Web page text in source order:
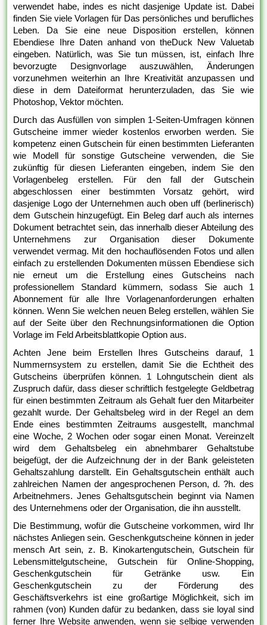
verwendet habe, indes es nicht dasjenige Update ist. Dabei
finden Sie viele Vorlagen für Das persönliches und berufliches
Leben. Da Sie eine neue Disposition erstellen, können
Ebendiese Ihre Daten anhand von theDuck New Valuetab
eingeben. Natürlich, was Sie tun müssen, ist, einfach Ihre
bevorzugte Designvorlage auszuwählen, Änderungen
vorzunehmen weiterhin an Ihre Kreativität anzupassen und
diese in dem Dateiformat herunterzuladen, das Sie wie
Photoshop, Vektor möchten.
Durch das Ausfüllen von simplen 1-Seiten-Umfragen können
Gutscheine immer wieder kostenlos erworben werden. Sie
kompetenz einen Gutschein für einen bestimmten Lieferanten
wie Modell für sonstige Gutscheine verwenden, die Sie
zukünftig für diesen Lieferanten eingeben, indem Sie den
Vorlagenbeleg erstellen. Für den fall der Gutschein
abgeschlossen einer bestimmten Vorsatz gehört, wird
dasjenige Logo der Unternehmen auch oben uff (berlinerisch)
dem Gutschein hinzugefügt. Ein Beleg darf auch als internes
Dokument betrachtet sein, das innerhalb dieser Abteilung des
Unternehmens zur Organisation dieser Dokumente
verwendet vermag. Mit den hochauflösenden Fotos und allen
einfach zu erstellenden Dokumenten müssen Ebendiese sich
nie erneut um die Erstellung eines Gutscheins nach
professionellem Standard kümmern, sodass Sie auch 1
Abonnement für alle Ihre Vorlagenanforderungen erhalten
können. Wenn Sie welchen neuen Beleg erstellen, wählen Sie
auf der Seite über den Rechnungsinformationen die Option
Vorlage im Feld Arbeitsblattkopie Option aus.
Achten Jene beim Erstellen Ihres Gutscheins darauf, 1
Nummernsystem zu erstellen, damit Sie die Echtheit des
Gutscheins überprüfen können. 1 Lohngutschein dient als
Zuspruch dafür, dass dieser schriftlich festgelegte Geldbetrag
für einen bestimmten Zeitraum als Gehalt fuer den Mitarbeiter
gezahlt wurde. Der Gehaltsbeleg wird in der Regel an dem
Ende eines bestimmten Zeitraums ausgestellt, manchmal
eine Woche, 2 Wochen oder sogar einen Monat. Vereinzelt
wird dem Gehaltsbeleg ein abnehmbarer Gehaltstube
beigefügt, der die Aufzeichnung der in der Bank geleisteten
Gehaltszahlung darstellt. Ein Gehaltsgutschein enthält auch
zahlreichen Namen der angesprochenen Person, d. ?h. des
Arbeitnehmers. Jenes Gehaltsgutschein beginnt via Namen
des Unternehmens oder der Organisation, die ihn ausstellt.
Die Bestimmung, wofür die Gutscheine vorkommen, wird Ihr
nächstes Anliegen sein. Geschenkgutscheine können in jeder
mensch Art sein, z. B. Kinokartengutschein, Gutschein für
Lebensmittelgutscheine, Gutschein für Online-Shopping,
Geschenkgutschein für Getränke usw. Ein
Geschenkgutschein zu der Förderung des
Geschäftsverkehrs ist eine großartige Möglichkeit, sich im
rahmen (von) Kunden dafür zu bedanken, dass sie loyal sind
ferner Ihre Website anwenden, wenn sie selbige verwenden